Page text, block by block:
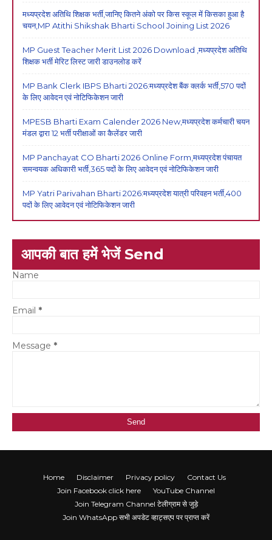
मध्यप्रदेश अतिथि शिक्षक भर्ती,जानिए कितने अंको पर किस स्कूल में किसका हुआ है
चयन,MP Atithi Shikshak Bharti School Joining List 2026
MP Guest Teacher Merit List 2026 Download ,मध्यप्रदेश अतिथि
शिक्षक भर्ती मेरिट लिस्ट जारी डाउनलोड करें
MP Bank Clerk IBPS Bharti 2026:मध्यप्रदेश बैंक क्लर्क भर्ती,570 पदों
के लिए आवेदन एवं नोटिफिकेशन जारी
MPESB Bharti Exam Calender 2026 New,मध्यप्रदेश कर्मचारी चयन
मंडल द्वारा 12 भर्ती परीक्षाओं का कैलेंडर जारी
MP Panchayat CO Bharti 2026 Online Form,मध्यप्रदेश पंचायत
समन्वयक अधिकारी भर्ती,365 पदों के लिए आवेदन एवं नोटिफिकेशन जारी
MP Yatri Parivahan Bharti 2026:मध्यप्रदेश यात्री परिवहन भर्ती,400
पदों के लिए आवेदन एवं नोटिफिकेशन जारी
आपकी बात हमें भेजें Send
Name
Email *
Message *
Home Disclaimer Privacy policy
Contact Us
Join Facebook click here
YouTube Channel
Join Telegram Channel टेलीग्राम से जुड़े
Join WhatsApp सभी अपडेट व्हाट्सएप पर प्राप्त करें